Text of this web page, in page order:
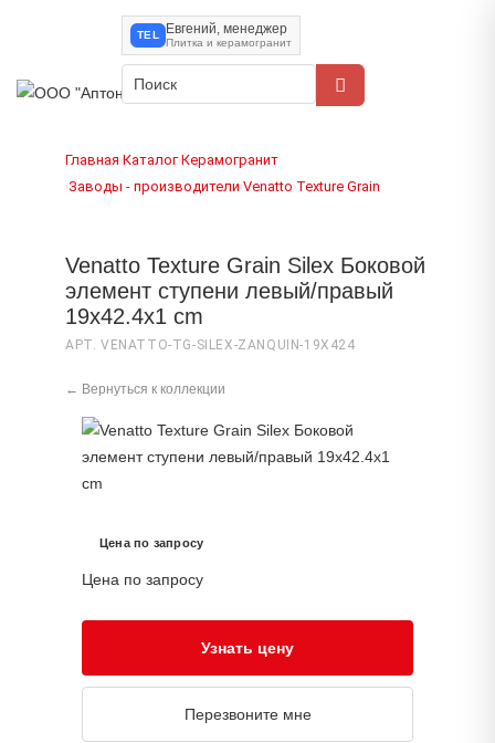
TEL Евгений, менеджер
Плитка и керамогранит
Главная›Каталог›Керамогранит
›Заводы - производители›Venatto›Texture Grain
Venatto Texture Grain Silex Боковой
элемент ступени левый/правый
19x42.4x1 cm
АРТ. VENATTO-TG-SILEX-ZANQUIN-19X424
← Вернуться к коллекции
Цена по запросу
Цена по запросу
Узнать цену
Перезвоните мне